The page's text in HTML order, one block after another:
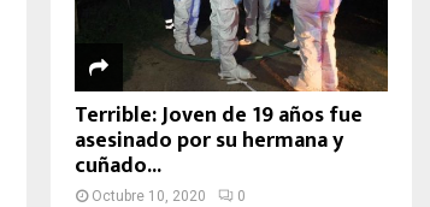
Terrible: Joven de 19 años fue
asesinado por su hermana y
cuñado...
Octubre 10, 2020 0